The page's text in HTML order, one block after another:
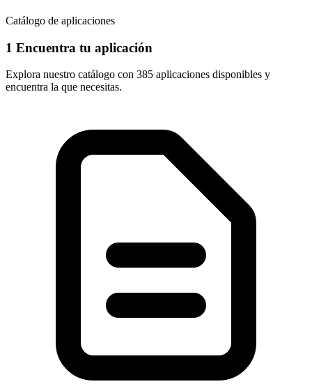
Catálogo de aplicaciones
1 Encuentra tu aplicación
Explora nuestro catálogo con 385 aplicaciones disponibles y
encuentra la que necesitas.